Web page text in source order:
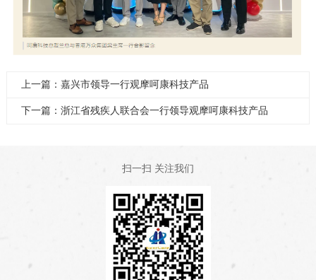
上一篇：嘉兴市领导一行观摩呵康科技产品
下一篇：浙江省残疾人联合会一行领导观摩呵康科技产品
扫一扫 关注我们